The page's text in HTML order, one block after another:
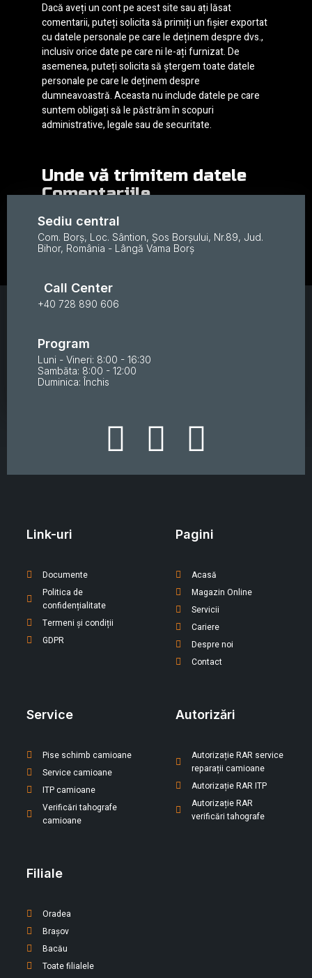
Dacă aveți un cont pe acest site sau ați lăsat
comentarii, puteți solicita să primiți un fișier exportat
cu datele personale pe care le deținem despre dvs.,
inclusiv orice date pe care ni le-ați furnizat. De
asemenea, puteți solicita să ștergem toate datele
personale pe care le deținem despre
dumneavoastră. Aceasta nu include datele pe care
suntem obligați să le păstrăm în scopuri
administrative, legale sau de securitate.
Unde vă trimitem datele
Comentariile
vizitatorilor pot fi verificate printr-un serviciu
Sediu central
Com. Borș, Loc. Sântion, Șos Borșului, Nr.89, Jud.
Bihor, România - Lângă Vama Borș
Call Center
+40 728 890 606
Program
Luni - Vineri: 8:00 - 16:30
Sambăta: 8:00 - 12:00
Duminica: Închis
Link-uri
Documente
Politica de
confidențialitate
Termeni și condiții
GDPR
Pagini
Acasă
Magazin Online
Servicii
Cariere
Despre noi
Contact
Service
Pise schimb camioane
Service camioane
ITP camioane
Verificări tahografe
camioane
Autorizări
Autorizație RAR service
reparații camioane
Autorizație RAR ITP
Autorizație RAR
verificări tahografe
Filiale
Oradea
Brașov
Bacău
Toate filialele